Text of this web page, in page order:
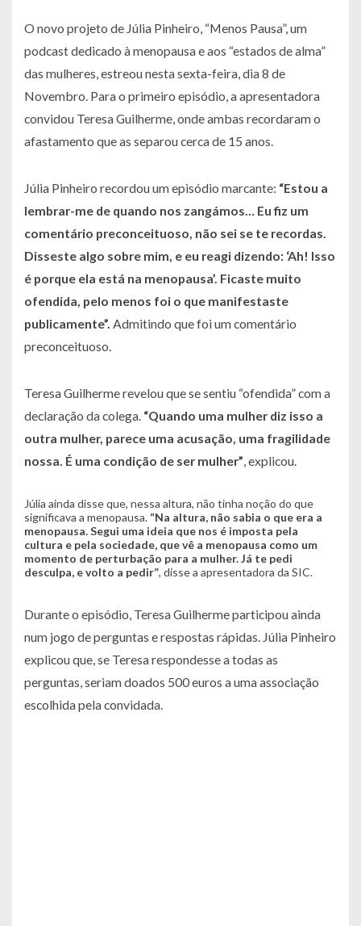
O novo projeto de Júlia Pinheiro, “Menos Pausa”, um
podcast dedicado à menopausa e aos “estados de alma”
das mulheres, estreou nesta sexta-feira, dia 8 de
Novembro. Para o primeiro episódio, a apresentadora
convidou Teresa Guilherme, onde ambas recordaram o
afastamento que as separou cerca de 15 anos.
Júlia Pinheiro recordou um episódio marcante: “Estou a
lembrar-me de quando nos zangámos… Eu fiz um
comentário preconceituoso, não sei se te recordas.
Disseste algo sobre mim, e eu reagi dizendo: ‘Ah! Isso
é porque ela está na menopausa’. Ficaste muito
ofendida, pelo menos foi o que manifestaste
publicamente”. Admitindo que foi um comentário
preconceituoso.
Teresa Guilherme revelou que se sentiu “ofendida” com a
declaração da colega. “Quando uma mulher diz isso a
outra mulher, parece uma acusação, uma fragilidade
nossa. É uma condição de ser mulher”, explicou.
Júlia ainda disse que, nessa altura, não tinha noção do que
significava a menopausa. “Na altura, não sabia o que era a
menopausa. Segui uma ideia que nos é imposta pela
cultura e pela sociedade, que vê a menopausa como um
momento de perturbação para a mulher. Já te pedi
desculpa, e volto a pedir”, disse a apresentadora da SIC.
Durante o episódio, Teresa Guilherme participou ainda
num jogo de perguntas e respostas rápidas. Júlia Pinheiro
explicou que, se Teresa respondesse a todas as
perguntas, seriam doados 500 euros a uma associação
escolhida pela convidada.